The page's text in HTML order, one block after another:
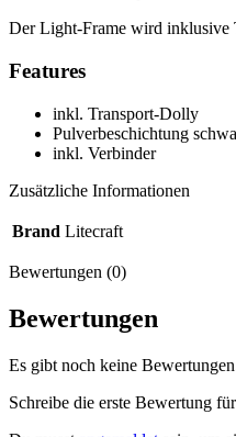
Der Light-Frame wird inklusive
Features
inkl. Transport-Dolly
Pulverbeschichtung
inkl. Verbinder
Zusätzliche Informationen
Brand Litecraft
Bewertungen (0)
Bewertungen
Es gibt noch keine
Schreibe die erste Bewertung